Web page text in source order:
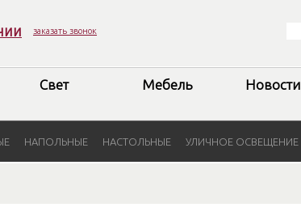
заказать звонок
Свет Мебель Новости
НАПОЛЬНЫЕ НАСТОЛЬНЫЕ УЛИЧНОЕ ОСВЕЩЕНИЕ